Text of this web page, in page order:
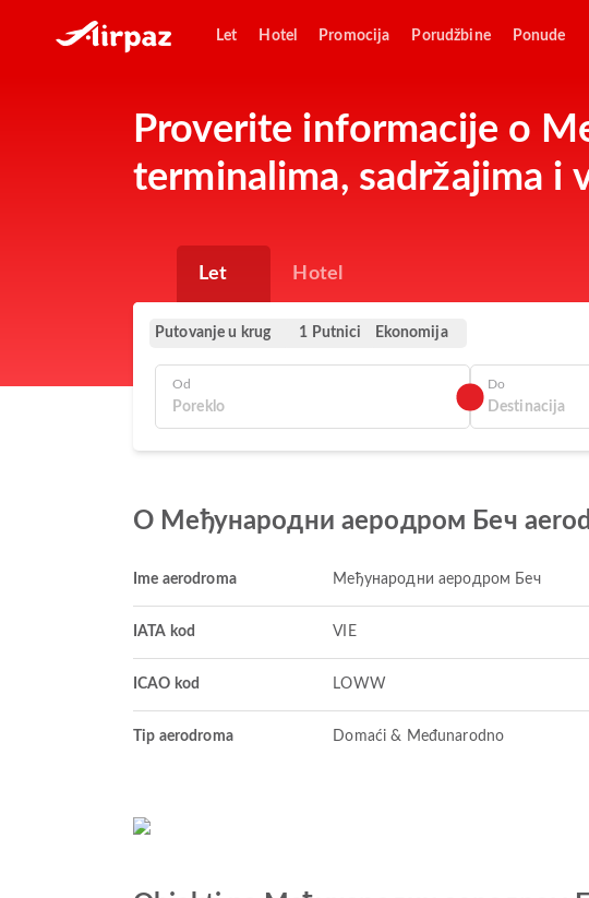
Let Hotel Promocija Porudžbine Ponude
Proverite informacije o
terminalima, sadržajima i
Let Hotel
Putovanje u krug 1 Putnici Ekonomija
Od Do
O Међународни аеродром Беч
Ime aerodroma Међународни аеродром Беч
IATA kod VIE
ICAO kod LOWW
Tip aerodroma Domaći & Međunarodno